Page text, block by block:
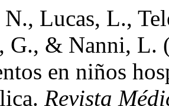
N., Lucas, L.,
G., & Nanni, L.
en niños
Revista